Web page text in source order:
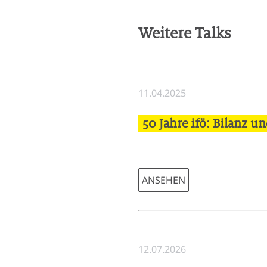
Weitere Talks
11.04.2025
50 Jahre ifö: Bilanz
ANSEHEN
12.07.2026